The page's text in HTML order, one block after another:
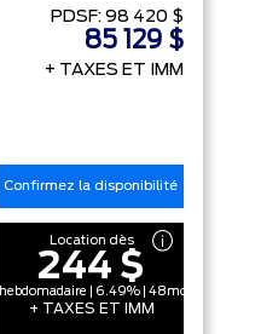
PDSF: 98 420 $
85 129 $
+ TAXES ET IMM
Confirmez la disponibilité
Location dès
244 $
hebdomadaire | 6.49% | 48mo
+ TAXES ET IMM